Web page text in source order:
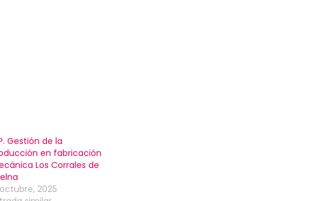
Gestión de la
en fabricación
Los Corrales de
octubre, 2025